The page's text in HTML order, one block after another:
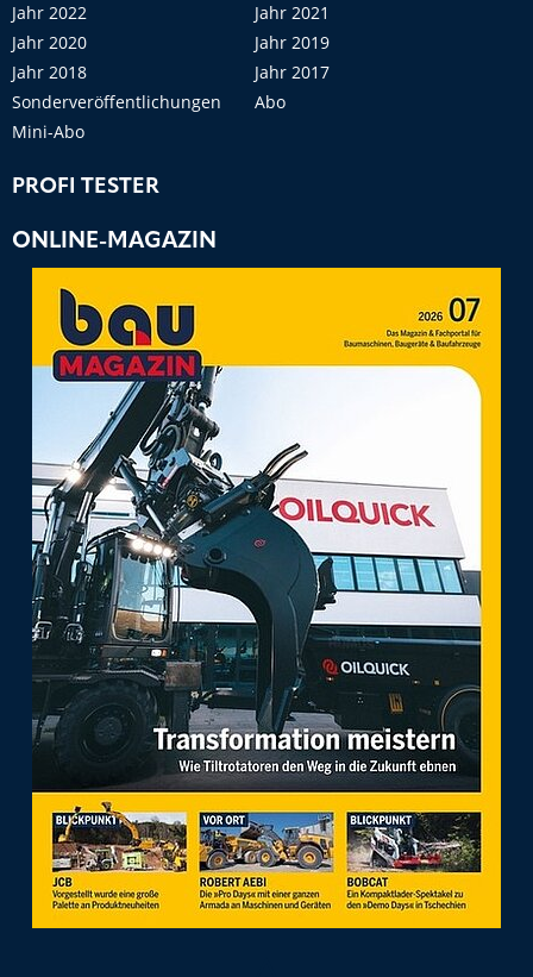
Jahr 2022
Jahr 2021
Jahr 2020
Jahr 2019
Jahr 2018
Jahr 2017
Sonderveröffentlichungen
Abo
Mini-Abo
PROFI TESTER
ONLINE-MAGAZIN